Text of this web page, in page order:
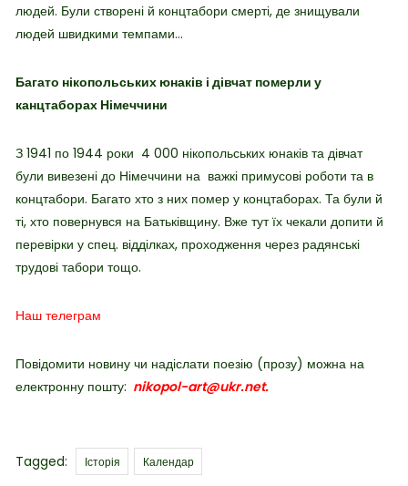
людей. Були створені й концтабори смерті, де знищували
людей швидкими темпами…
Багато нікопольських юнаків і дівчат померли у
канцтаборах Німеччини
З 1941 по 1944 роки 4 000 нікопольських юнаків та дівчат
були вивезені до Німеччини на важкі примусові роботи та в
концтабори. Багато хто з них помер у концтаборах. Та були й
ті, хто повернувся на Батьківщину. Вже тут їх чекали допити й
перевірки у спец. відділках, проходження через радянські
трудові табори тощо.
Наш телеграм
Повідомити новину чи надіслати поезію (прозу) можна на
електронну пошту: nikopol-art@ukr.net.
Tagged: Tags
Історія Календар